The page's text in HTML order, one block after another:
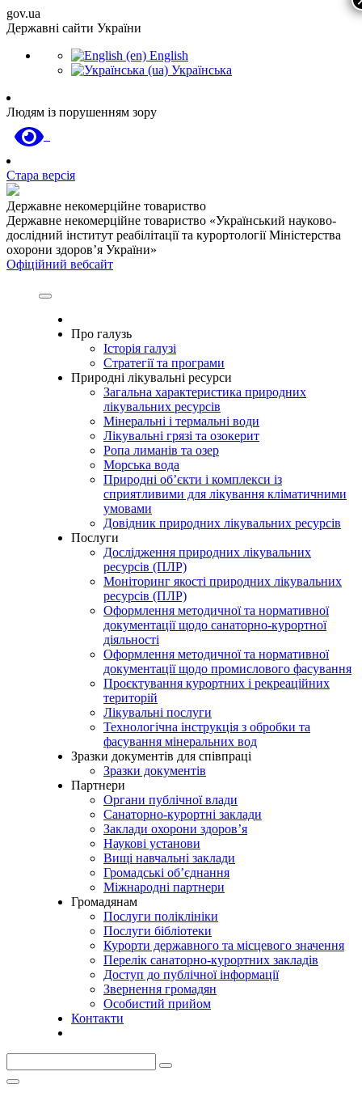
gov.ua
Державні сайти України
English
Українська
Людям із порушенням зору
Стара версія
Державне некомерційне товариство
Державне некомерційне товариство «Український науково-
дослідний інститут реабілітації та курортології Міністерства
охорони здоров’я України»
Офіційний вебсайт
Про галузь
Історія галузі
Стратегії та програми
Природні лікувальні ресурси
Загальна характеристика природних
лікувальних ресурсів
Мінеральні і термальні води
Лікувальні грязі та озокерит
Ропа лиманів та озер
Морська вода
Природні об’єкти і комплекси із
сприятливими для лікування кліматичними
умовами
Довідник природних лікувальних ресурсів
Послуги
Дослідження природних лікувальних
ресурсів (ПЛР)
Моніторинг якості природних лікувальних
ресурсів (ПЛР)
Оформлення методичної та нормативної
документації щодо санаторно-курортної
діяльності
Оформлення методичної та нормативної
документації щодо промислового фасування
Проєктування курортних і рекреаційних
територій
Лікувальні послуги
Технологічна інструкція з обробки та
фасування мінеральних вод
Зразки документів для співпраці
Зразки документів
Партнери
Органи публічної влади
Санаторно-курортні заклади
Заклади охорони здоров’я
Наукові установи
Вищі навчальні заклади
Громадські об’єднання
Міжнародні партнери
Громадянам
Послуги поліклініки
Послуги бібліотеки
Курорти державного та місцевого значення
Перелік санаторно-курортних закладів
Доступ до публічної інформації
Звернення громадян
Особистий прийом
Контакти